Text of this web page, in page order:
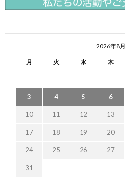
2026年8月
月 火 水 木
3 4 5 6
10 11 12 13
17 18 19 20
24 25 26 27
31